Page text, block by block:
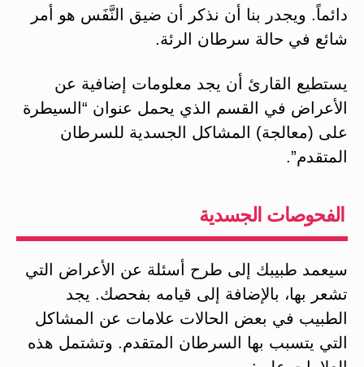
دائماً. ويجدر بنا أن نذكر أن ضيق النَّفَس هو أمر
شائع في حالة سرطان الرئة.
يستطيع القارئ أن يجد معلومات إضافية عن
الأعراض في القسم الذي يحمل عنوان “السيطرة
على (معالجة) المشاكل الجسدية للسرطان
المتقدم”.
الفحوصات الجسدية
سيعمد طبيبك إلى طرح أسئلة عن الأعراض التي
تشعر بها، بالإضافة إلى قيامه بفحصك. يجد
الطبيب في بعض الحالات علامات عن المشاكل
التي يتسبب بها السرطان المتقدم. وتشتمل هذه